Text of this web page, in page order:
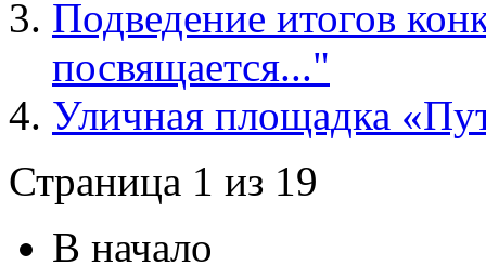
Подведение итогов
посвящается..."
Уличная площадка
Страница 1 из 19
В начало